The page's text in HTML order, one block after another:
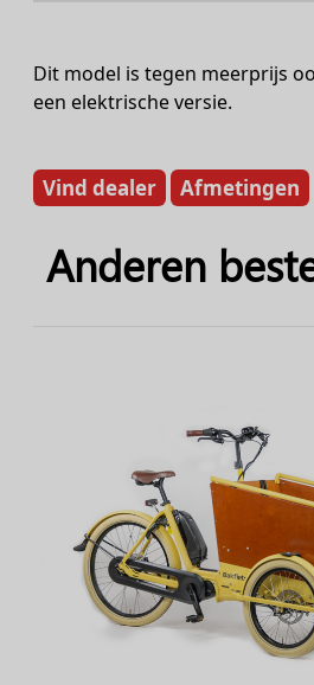
Dit model is tegen meerprijs
een elektrische versie.
Vind dealer Afmetingen
Anderen